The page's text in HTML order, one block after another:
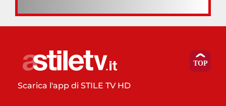
Scarica l'app di STILE TV HD